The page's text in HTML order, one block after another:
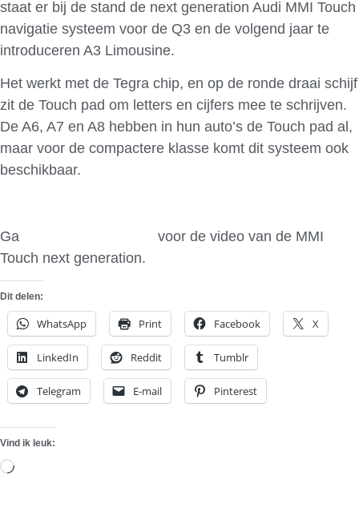
staat er bij de stand de next generation Audi MMI Touch
navigatie systeem voor de Q3 en de volgend jaar te
introduceren A3 Limousine.
Het werkt met de Tegra chip, en op de ronde draai schijf
zit de Touch pad om letters en cijfers mee te schrijven.
De A6, A7 en A8 hebben in hun auto’s de Touch pad al,
maar voor de compactere klasse komt dit systeem ook
beschikbaar.
Ga
voor de video van de MMI
Touch next generation.
Dit delen:
WhatsApp Print Facebook X
LinkedIn Reddit Tumblr
Telegram E-mail Pinterest
Vind ik leuk:
Aan